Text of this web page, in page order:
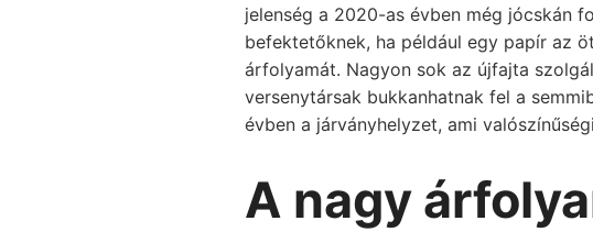
jelenség a 2020-as évben még jócskán
befektetőknek, ha például egy papír az
árfolyamát. Nagyon sok az újfajta
versenytársak bukkanhatnak fel a
évben a járványhelyzet, ami
A nagy